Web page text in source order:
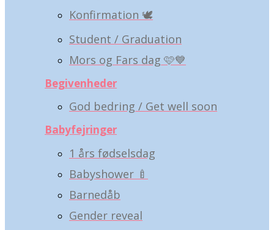
Konfirmation 🕊️
Student / Graduation
Mors og Fars dag 🩷💙
Begivenheder
God bedring / Get well soon
Babyfejringer
1 års fødselsdag
Babyshower 🍼
Barnedåb
Gender reveal